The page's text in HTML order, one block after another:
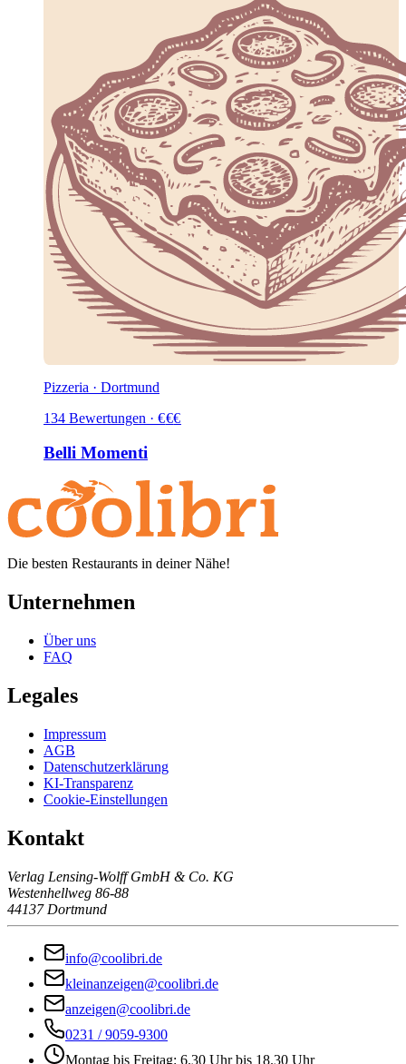
Pizzeria · Dortmund
134 Bewertungen · €€€
Belli Momenti
Die besten Restaurants in deiner Nähe!
Unternehmen
Über uns
FAQ
Legales
Impressum
AGB
Datenschutzerklärung
KI-Transparenz
Cookie-Einstellungen
Kontakt
Verlag Lensing-Wolff GmbH & Co. KG
Westenhellweg 86-88
44137 Dortmund
info@coolibri.de
kleinanzeigen@coolibri.de
anzeigen@coolibri.de
0231 / 9059-9300
Montag bis Freitag: 6.30 Uhr bis 18.30 Uhr